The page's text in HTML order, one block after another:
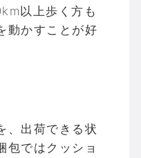
以上歩く方も
動かすことが好
、出荷できる状
包ではクッショ